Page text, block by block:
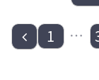
前
1 …